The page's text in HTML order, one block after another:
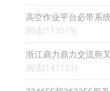
高空作业平台必带系
阅读(113519)
浙江鼎力鼎力交流剪
阅读(147153)